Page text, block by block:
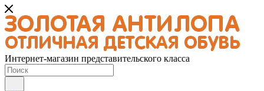
Интернет-магазин представительского класса